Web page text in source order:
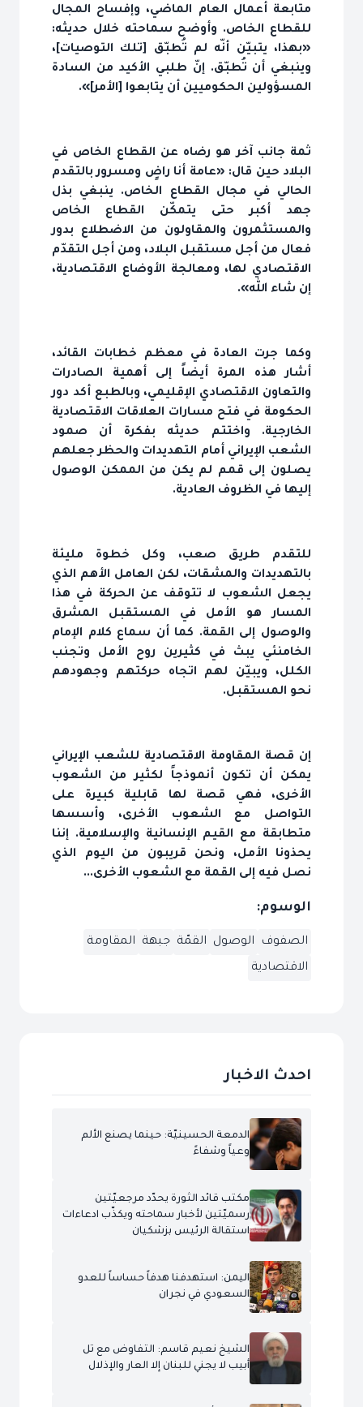
متابعة أعمال العام الماضي، وإفساح المجال
للقطاع الخاص. وأوضح سماحته خلال حديثه:
«بهذا، يتبيّن أنّه لم تُطبّق [تلك التوصيات]،
وينبغي أن تُطبّق. إنّ طلبي الأكيد من السادة
المسؤولين الحكوميين أن يتابعوا [الأمر]».
ثمة جانب آخر هو رضاه عن القطاع الخاص في
البلاد حين قال: «عامة أنا راضٍ ومسرور بالتقدم
الحالي في مجال القطاع الخاص. ينبغي بذل
جهد أكبر حتى يتمكّن القطاع الخاص
والمستثمرون والمقاولون من الاضطلاع بدور
فعال من أجل مستقبل البلاد، ومن أجل التقدّم
الاقتصادي لها، ومعالجة الأوضاع الاقتصادية،
إن شاء الله».
وكما جرت العادة في معظم خطابات القائد،
أشار هذه المرة أيضاً إلى أهمية الصادرات
والتعاون الاقتصادي الإقليمي، وبالطبع أكد دور
الحكومة في فتح مسارات العلاقات الاقتصادية
الخارجية. واختتم حديثه بفكرة أن صمود
الشعب الإيراني أمام التهديدات والحظر جعلهم
يصلون إلى قمم لم يكن من الممكن الوصول
إليها في الظروف العادية.
للتقدم طريق صعب، وكل خطوة مليئة
بالتهديدات والمشقات، لكن العامل الأهم الذي
يجعل الشعوب لا تتوقف عن الحركة في هذا
المسار هو الأمل في المستقبل المشرق
والوصول إلى القمة. كما أن سماع كلام الإمام
الخامنئي يبث في كثيرين روح الأمل وتجنب
الكلل، ويبيّن لهم اتجاه حركتهم وجهودهم
نحو المستقبل.
إن قصة المقاومة الاقتصادية للشعب الإيراني
يمكن أن تكون أنموذجاً لكثير من الشعوب
الأخرى، فهي قصة لها قابلية كبيرة على
التواصل مع الشعوب الأخرى، وأسسها
متطابقة مع القيم الإنسانية والإسلامية. إننا
يحذونا الأمل، ونحن قريبون من اليوم الذي
نصل فيه إلى القمة مع الشعوب الأخرى...
الوسوم:
الصفوف الوصول القمّة جبهة
المقاومة
الاقتصادية
احدث الاخبار
الدمعة الحسينيّة: حينما يصنع الألم
وعياً وشفاءً
مكتب قائد الثورة يحدّد مرجعيّتين
رسميّتين لأخبار سماحته ويكذّب ادعاءات
استقالة الرئيس بزشكيان
اليمن: استهدفنا هدفاً حساساً للعدو
السعودي في نجران
الشيخ نعيم قاسم: التفاوض مع تل
أبيب لا يجني للبنان إلا العار والإذلال